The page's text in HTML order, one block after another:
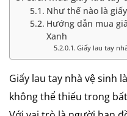
Như thế nào là
Hướng dẫn mua
Xanh
Giấy lau tay
Giấy lau tay nhà vệ sinh
không thể thiếu trong